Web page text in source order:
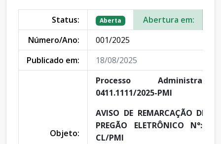
Status: Aberta Abertura em:
Número/Ano:
001/2025
Publicado em:
18/08/2025
Objeto:
Processo
0411.1111/2025-PMI
AVISO DE REMARCAÇÃO DE
PREGÃO ELETRÔNICO N°:
CL/PMI